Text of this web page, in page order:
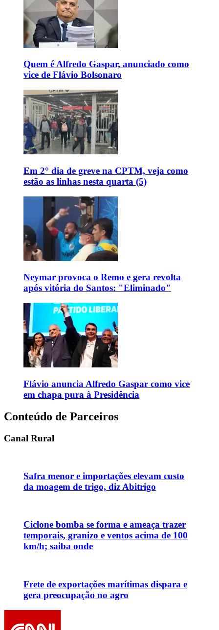
Quem é Alfredo Gaspar, anunciado como
vice de Flávio Bolsonaro
Em 2° dia de greve na CPTM, veja como
estão as linhas nesta quarta (5)
Neymar provoca o Remo e gera revolta
após vitória do Santos: "Eliminado"
Flávio anuncia Alfredo Gaspar como vice
em chapa pura à Presidência
Conteúdo de Parceiros
Canal Rural
Safra menor e importações elevam custo
da moagem de trigo, diz Abitrigo
Ciclone bomba se forma e ameaça trazer
temporais, granizo e ventos acima de 100
km/h; saiba onde
Frete de exportações marítimas dispara e
gera preocupação no agro